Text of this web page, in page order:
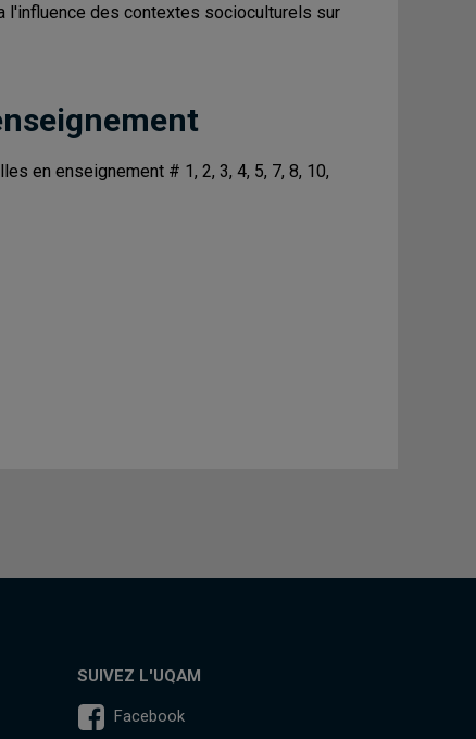
l'influence des contextes socioculturels sur
en enseignement # 1, 2, 3, 4, 5, 7, 8, 10,
SUIVEZ L'UQAM
Facebook